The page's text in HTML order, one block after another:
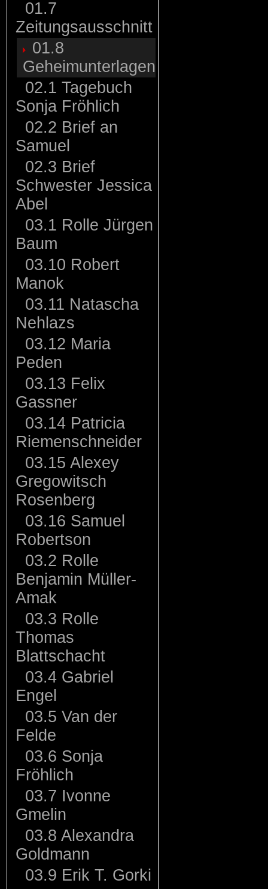
01.7
Zeitungsausschnitt
01.8
Geheimunterlagen
02.1 Tagebuch
Sonja Fröhlich
02.2 Brief an
Samuel
02.3 Brief
Schwester Jessica
Abel
03.1 Rolle Jürgen
Baum
03.10 Robert
Manok
03.11 Natascha
Nehlazs
03.12 Maria
Peden
03.13 Felix
Gassner
03.14 Patricia
Riemenschneider
03.15 Alexey
Gregowitsch
Rosenberg
03.16 Samuel
Robertson
03.2 Rolle
Benjamin Müller-
Amak
03.3 Rolle
Thomas
Blattschacht
03.4 Gabriel
Engel
03.5 Van der
Felde
03.6 Sonja
Fröhlich
03.7 Ivonne
Gmelin
03.8 Alexandra
Goldmann
03.9 Erik T. Gorki